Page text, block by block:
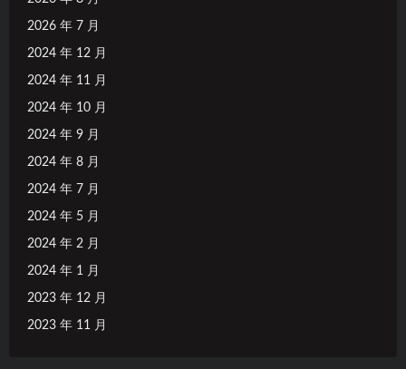
2026 年 7 月
2024 年 12 月
2024 年 11 月
2024 年 10 月
2024 年 9 月
2024 年 8 月
2024 年 7 月
2024 年 5 月
2024 年 2 月
2024 年 1 月
2023 年 12 月
2023 年 11 月